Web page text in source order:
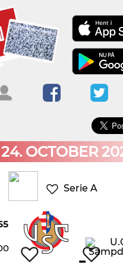
Menu
ForsideKalendere
Blogs
Om
Sofabold
Kontakt
bruger
Log
ind
OCTOBER
Serie A
-